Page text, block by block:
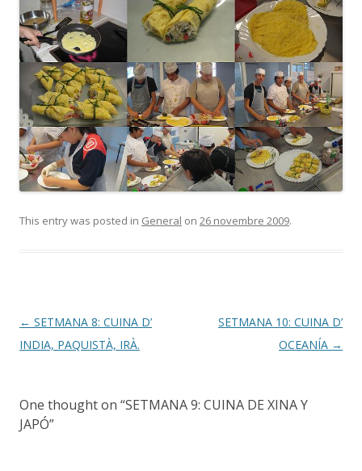
This entry was posted in General on 26 novembre 2009.
Post
navigation
← SETMANA 8: CUINA D’
INDIA, PAQUISTÀ, IRÀ.
SETMANA 10: CUINA D’
OCEANÍA →
One thought on “SETMANA 9: CUINA DE XINA Y
JAPÓ”